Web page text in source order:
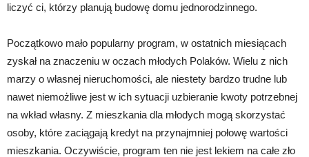
liczyć ci, którzy planują budowę domu jednorodzinnego.
Początkowo mało popularny program, w ostatnich miesiącach
zyskał na znaczeniu w oczach młodych Polaków. Wielu z nich
marzy o własnej nieruchomości, ale niestety bardzo trudne lub
nawet niemożliwe jest w ich sytuacji uzbieranie kwoty potrzebnej
na wkład własny. Z mieszkania dla młodych mogą skorzystać
osoby, które zaciągają kredyt na przynajmniej połowę wartości
mieszkania. Oczywiście, program ten nie jest lekiem na całe zło